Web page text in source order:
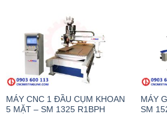
MÁY CNC 1 ĐẦU CỤM KHOAN
5 MẶT – SM 1325 R1BPH
MÁY
SM